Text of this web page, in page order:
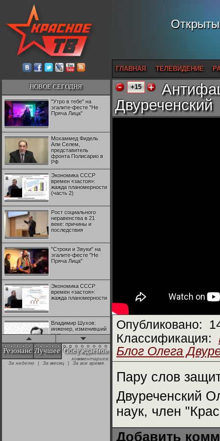
ГЛАВНАЯ ТЕЛЕВИДЕНИЕ
НОВОЕ СЕГОДНЯ
"Утро в тебе" на
эгалите-фесте "Не
Пряча Лица"
Мохаммед Фидель
Али Селем,
представитель
фронта Полисарио в
РФ
Экономика СССР
времен «застоя»:
жажда планомерности
(часть 2)
Рост социального
неравенства в 21
веке: причины и
последствия
"Строки и Звуки" на
эгалите-фесте "Не
Пряча Лица"
Экономика СССР
времен «застоя»:
жажда планомерности
Владимир Шухов:
инженер, изменивший
мир
"Аркадий Коц" на
эгалите-фесте "Не
Резонанс Лучшее Обсуждаемое
комментариев:
За неделю
| За месяц | За все время
+15
Двуреченский
Опубликовано:
Классификация:
Блог Олега
Пару слов
Двуреченский
наук, член
Добавить